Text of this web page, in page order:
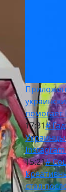
помогает
17:31#
Instagram
15:21#
стал